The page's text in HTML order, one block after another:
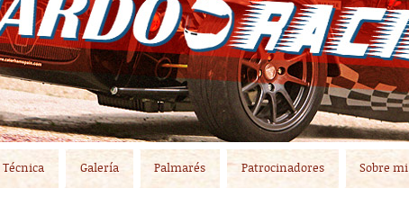
Técnica Galería Palmarés Patrocinadores Sobre mi